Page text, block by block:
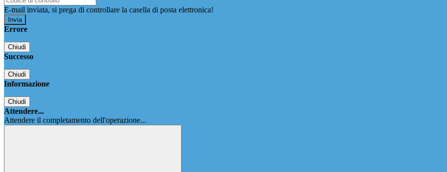
E-mail inviata, si prega di controllare la casella di posta elettronica!
Errore
Chiudi
Successo
Chiudi
Informazione
Chiudi
Attendere...
Attendere il completamento dell'operazione...